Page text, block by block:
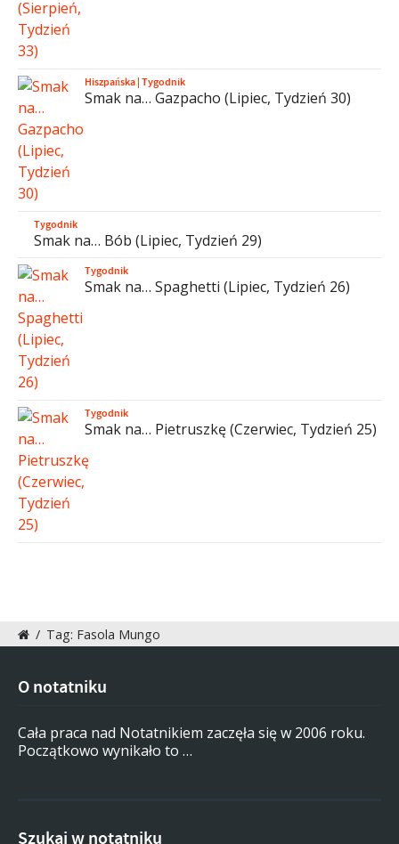
Hiszpańska|Tygodnik
Smak na… Gazpacho (Lipiec, Tydzień 30)
Tygodnik
Smak na… Bób (Lipiec, Tydzień 29)
Tygodnik
Smak na… Spaghetti (Lipiec, Tydzień 26)
Tygodnik
Smak na… Pietruszkę (Czerwiec, Tydzień 25)
/ Tag: Fasola Mungo
O notatniku
Cała praca nad Notatnikiem zaczęła się w 2006 roku.
Początkowo wynikało to …
Szukaj w notatniku